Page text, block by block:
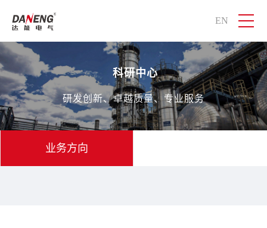
EN
科研中心
研发创新、卓越质量、专业服务
业务方向